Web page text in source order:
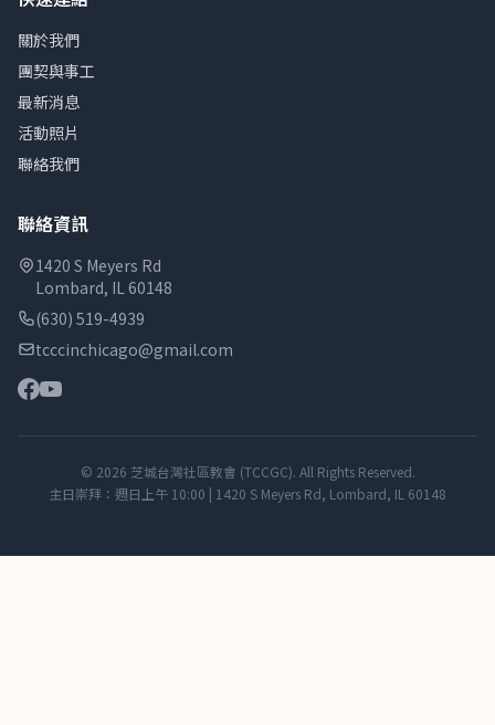
關於我們
團契與事工
最新消息
活動照片
聯絡我們
聯絡資訊
1420 S Meyers Rd
Lombard, IL 60148
(630) 519-4939
tcccinchicago@gmail.com
© 2026 芝城台灣社區教會 (TCCGC). All Rights Reserved.
主日崇拜：週日上午 10:00 | 1420 S Meyers Rd, Lombard, IL 60148